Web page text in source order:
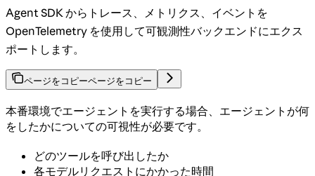
Agent SDK からトレース、メトリクス、イベントを
OpenTelemetry を使用して可観測性バックエンドにエクス
ポートします。
ページをコピーページをコピー
本番環境でエージェントを実行する場合、エージェントが何
をしたかについての可視性が必要です。
どのツールを呼び出したか
各モデルリクエストにかかった時間